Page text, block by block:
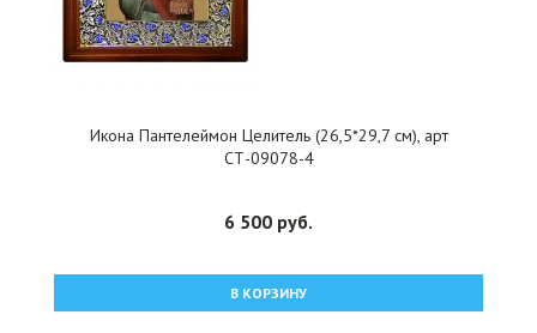
Икона Пантелеймон Целитель (26,5*29,7 см), арт
СТ-09078-4
6 500 руб.
В КОРЗИНУ